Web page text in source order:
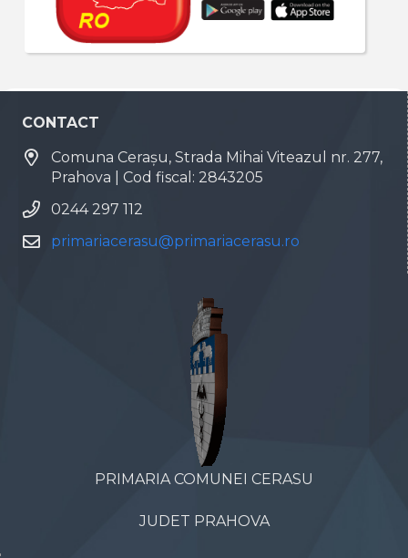
CONTACT
Comuna Cerașu, Strada Mihai Viteazul nr. 277,
Prahova | Cod fiscal: 2843205
0244 297 112
primariacerasu@primariacerasu.ro
PRIMARIA COMUNEI CERASU
JUDET PRAHOVA